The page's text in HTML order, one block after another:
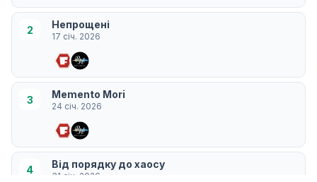
2 Непрощені
17 січ. 2026
3 Memento Mori
24 січ. 2026
4 Від порядку до хаосу
31 січ. 2026